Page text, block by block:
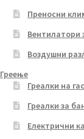
Преносни
Вентилатори
Воздушни
Греење
Греалки на
Греалки за
Електрични